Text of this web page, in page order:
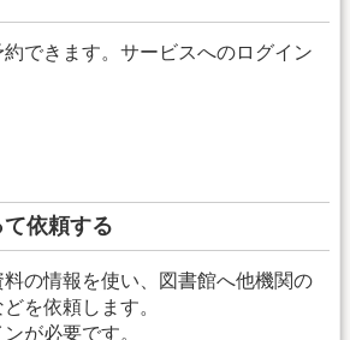
できます。サービスへのログイン
依頼する
の情報を使い、図書館へ他機関の
を依頼します。
が必要です。